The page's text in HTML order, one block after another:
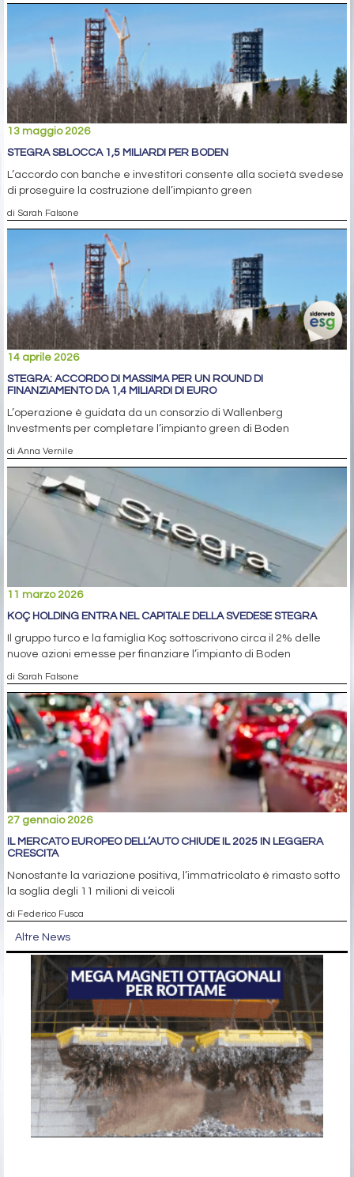
13 maggio 2026
STEGRA SBLOCCA 1,5 MILIARDI PER BODEN
L’accordo con banche e investitori consente alla società svedese
di proseguire la costruzione dell’impianto green
di Sarah Falsone
14 aprile 2026
STEGRA: ACCORDO DI MASSIMA PER UN ROUND DI
FINANZIAMENTO DA 1,4 MILIARDI DI EURO
L’operazione è guidata da un consorzio di Wallenberg
Investments per completare l’impianto green di Boden
di Anna Vernile
11 marzo 2026
KOÇ HOLDING ENTRA NEL CAPITALE DELLA SVEDESE STEGRA
Il gruppo turco e la famiglia Koç sottoscrivono circa il 2% delle
nuove azioni emesse per finanziare l’impianto di Boden
di Sarah Falsone
27 gennaio 2026
IL MERCATO EUROPEO DELL’AUTO CHIUDE IL 2025 IN LEGGERA
CRESCITA
Nonostante la variazione positiva, l’immatricolato è rimasto sotto
la soglia degli 11 milioni di veicoli
di Federico Fusca
Altre News